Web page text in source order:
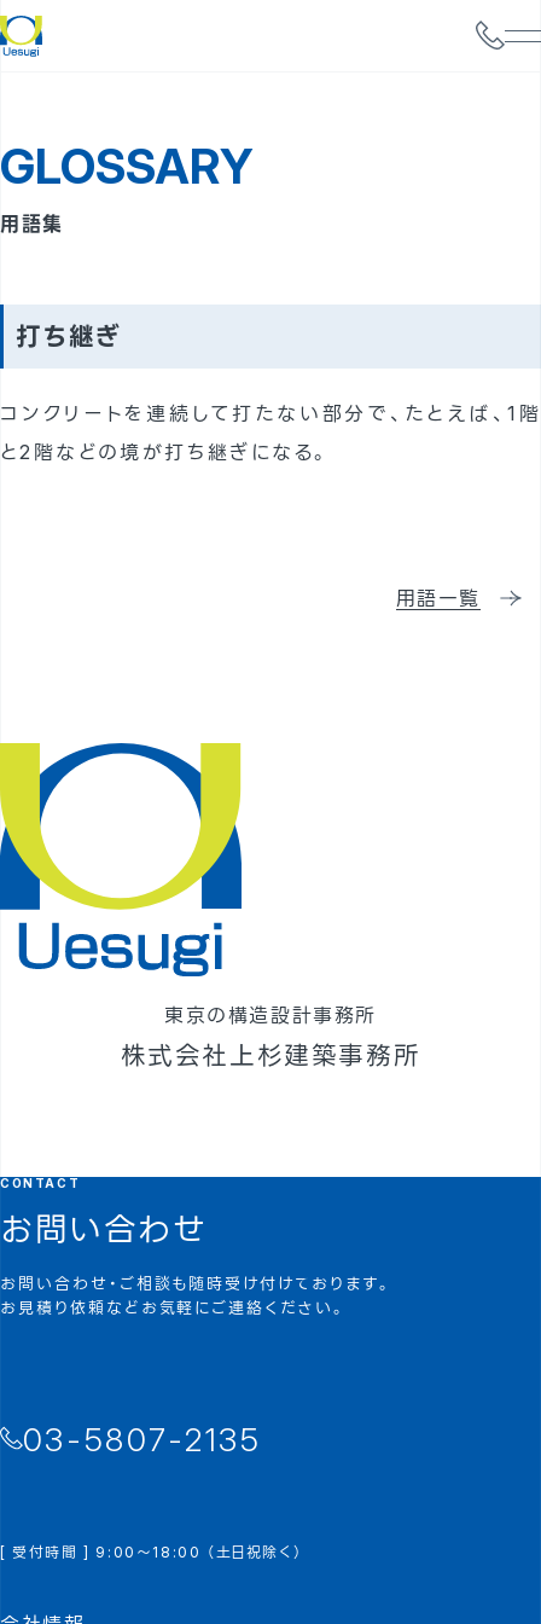
サービス案内
構造設計
携帯電話基地局強度検討
実績
GLOSSARY
用語集
打ち継ぎ
コンクリートを連続して打たない部分で、たとえば、1階
と2階などの境が打ち継ぎになる。
用語一覧
東京の構造設計事務所
株式会社上杉建築事務所
CONTACT
お問い合わせ
お問い合わせ・ご相談も随時受け付けております。
お見積り依頼などお気軽にご連絡ください。
03-5807-2135
[ 受付時間 ] 9:00～18:00 （土日祝除く）